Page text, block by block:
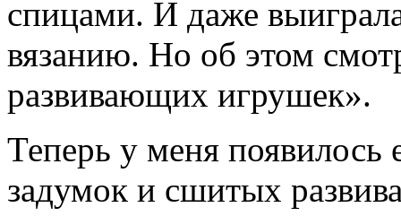
спицами. И даже
вязанию. Но об этом
развивающих игрушек».
Теперь у меня
задумок и сшитых